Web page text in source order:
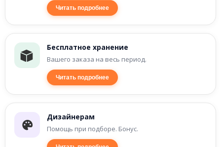
Читать подробнее
Бесплатное хранение
Вашего заказа на весь период.
Читать подробнее
Дизайнерам
Помощь при подборе. Бонус.